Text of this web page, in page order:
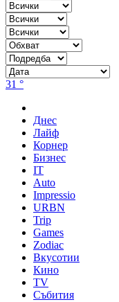
31 °
Днес
Лайф
Корнер
Бизнес
IT
Auto
Impressio
URBN
Trip
Games
Zodiac
Вкусотии
Кино
TV
Събития